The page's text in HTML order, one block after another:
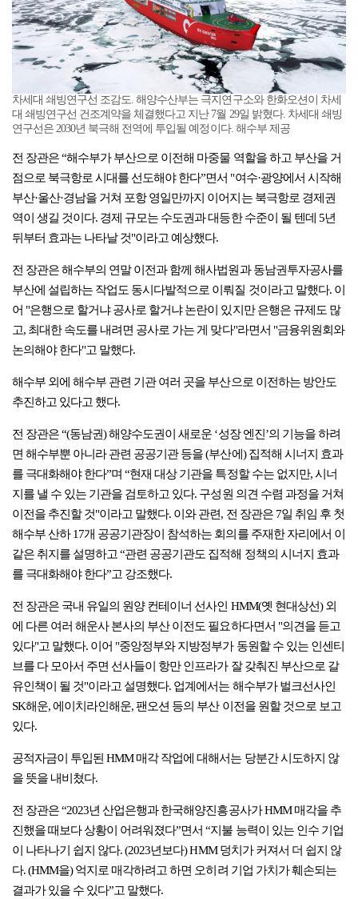
차세대 쇄빙연구선 조감도. 해양수산부는 극지연구소와 한화오션이 차세
대 쇄빙연구선 건조계약을 체결했다고 지난 7월 29일 밝혔다. 차세대 쇄빙
연구선은 2030년 북극해 전역에 투입될 예정이다. 해수부 제공
전 장관은 “해수부가 부산으로 이전해 마중물 역할을 하고 부산을 거
점으로 북극항로 시대를 선도해야 한다”면서 "여수·광양에서 시작해
부산·울산·경남을 거쳐 포항 영일만까지 이어지는 북극항로 경제권
역이 생길 것이다. 경제 규모는 수도권과 대등한 수준이 될 텐데 5년
뒤부터 효과는 나타날 것"이라고 예상했다.
전 장관은 해수부의 연말 이전과 함께 해사법원과 동남권투자공사를
부산에 설립하는 작업도 동시다발적으로 이뤄질 것이라고 말했다. 이
어 "은행으로 할거냐 공사로 할거냐 논란이 있지만 은행은 규제도 많
고, 최대한 속도를 내려면 공사로 가는 게 맞다"라면서 "금융위원회와
논의해야 한다"고 말했다.
해수부 외에 해수부 관련 기관 여러 곳을 부산으로 이전하는 방안도
추진하고 있다고 했다.
전 장관은 “(동남권) 해양수도권이 새로운 ‘성장 엔진’의 기능을 하려
면 해수부뿐 아니라 관련 공공기관 등을 (부산에) 집적해 시너지 효과
를 극대화해야 한다”며 “현재 대상 기관을 특정할 수는 없지만, 시너
지를 낼 수 있는 기관을 검토하고 있다. 구성원 의견 수렴 과정을 거쳐
이전을 추진할 것"이라고 말했다. 이와 관련, 전 장관은 7일 취임 후 첫
해수부 산하 17개 공공기관장이 참석하는 회의를 주재한 자리에서 이
같은 취지를 설명하고 “관련 공공기관도 집적해 정책의 시너지 효과
를 극대화해야 한다”고 강조했다.
전 장관은 국내 유일의 원양 컨테이너 선사인 HMM(옛 현대상선) 외
에 다른 여러 해운사 본사의 부산 이전도 필요하다면서 "의견을 듣고
있다"고 말했다. 이어 "중앙정부와 지방정부가 동원할 수 있는 인센티
브를 다 모아서 주면 선사들이 항만 인프라가 잘 갖춰진 부산으로 갈
유인책이 될 것"이라고 설명했다. 업계에서는 해수부가 벌크선사인
SK해운, 에이치라인해운, 팬오션 등의 부산 이전을 원할 것으로 보고
있다.
공적자금이 투입된 HMM 매각 작업에 대해서는 당분간 시도하지 않
을 뜻을 내비쳤다.
전 장관은 “2023년 산업은행과 한국해양진흥공사가 HMM 매각을 추
진했을 때보다 상황이 어려워졌다”면서 “지불 능력이 있는 인수 기업
이 나타나기 쉽지 않다. (2023년보다) HMM 덩치가 커져서 더 쉽지 않
다. (HMM을) 억지로 매각하려고 하면 오히려 기업 가치가 훼손되는
결과가 있을 수 있다”고 말했다.